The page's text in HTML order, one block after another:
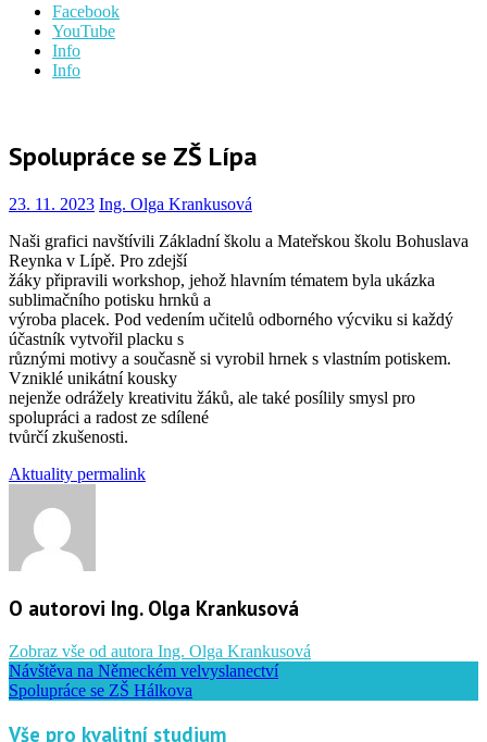
Facebook
YouTube
Info
Info
Spolupráce se ZŠ Lípa
23. 11. 2023 Ing. Olga Krankusová
Naši grafici navštívili Základní školu a Mateřskou školu Bohuslava
Reynka v Lípě. Pro zdejší
žáky připravili workshop, jehož hlavním tématem byla ukázka
sublimačního potisku hrnků a
výroba placek. Pod vedením učitelů odborného výcviku si každý
účastník vytvořil placku s
různými motivy a současně si vyrobil hrnek s vlastním potiskem.
Vzniklé unikátní kousky
nejenže odrážely kreativitu žáků, ale také posílily smysl pro
spolupráci a radost ze sdílené
tvůrčí zkušenosti.
Aktuality permalink
O autorovi Ing. Olga Krankusová
Zobraz vše od autora Ing. Olga Krankusová
Návštěva na Německém velvyslanectví
Spolupráce se ZŠ Hálkova
Vše pro kvalitní studium